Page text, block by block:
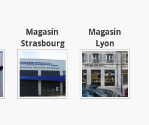
Magasin
Strasbourg
Magasin
Lyon